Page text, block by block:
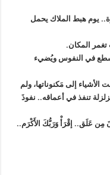
يوم هبط الملاك يحمل
المكان.
في النفوس ويُضيء
إلى مَكنوناتها، ولم
تنفذ في أعماقه.. نفوذَ
مِن عَلَق.. إقْرَأْ وَرَبُّكَ الأَكْرَم..